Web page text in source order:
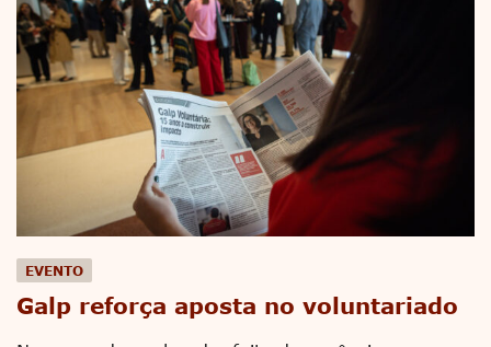
EVENTO
Galp reforça aposta no voluntariado